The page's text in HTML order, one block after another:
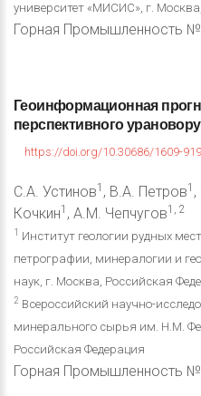
университет «МИСИС», г.
Горная Промышленность
Геоинформационная
перспективного
https://doi.org/10.30686/1609-
С.А. Устинов1 , В.А. Петров1
Кочкин1 , А.М. Чепчугов1, 2
1
Институт геологии рудных
петрографии, минералогии и
наук, г. Москва, Российская
2 Всероссийский научно-
минерального сырья им. Н.М.
Российская Федерация
Горная Промышленность